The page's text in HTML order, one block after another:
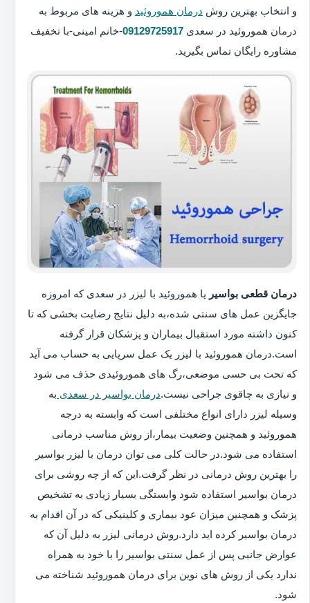
و انتخاب بهترین روش درمان هموروئید و هزینه های مربوط به
درمان هموروئید در سعدی 09129725917-خانم امینی-با تخفیف
مشاوره رایگان تماس بگیرید.
درمان قطعی بواسیر یا هموروئید با لیزر در سعدی که امروزه
جایگزین عمل های سنتی شده،به دلیل نتایج رضایت بخشی که تا
کنون داشته مورد استقبال بیماران و پزشکان قرار گرفته
است.درمان هموروئید با لیزر یک عمل سرپایی به حساب می آید
که تحت بی حسی موضعی،رگ های هموروئیدی حذف می شود
و نیازی به چاقوی جراحی نیست.درمان بواسیر در سعدی به
وسیله لیزر دارای انواع مختلفی است که وابسته به درجه
هموروئید و همچنین وضعیت بیمار،از روش مناسب درمانی
استفاده می شود.در حالت کلی می توان درمان با لیزر بواسیر
را بهترین روش درمانی در نظر گرفت.این که از چه روشی برای
درمان بواسیر استفاده شود وابستگی بسیار زیادی به تشخیص
پزشک و همچنین میزان عود بیماری و کلینیکی که در آن اقدام به
درمان بواسیر کرده اید دارد.روش درمانی لیزر به دلیل آن که
عوارض جانبی پس از عمل سنتی بواسیر را با خود به همراه
ندارد یکی از روش های نوین برای درمان هموروئید شناخته می
شود.